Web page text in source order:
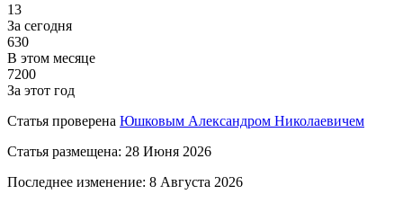
13
За сегодня
630
В этом месяце
7200
За этот год
Статья проверена Юшковым Александром Николаевичем
Статья размещена: 28 Июня 2026
Последнее изменение: 8 Августа 2026